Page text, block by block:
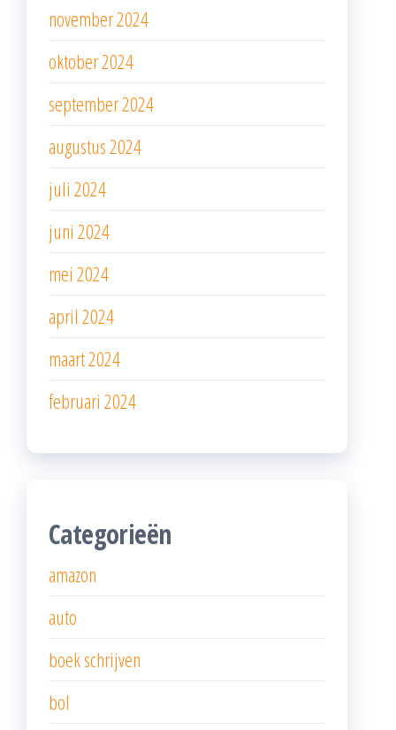
november 2024
oktober 2024
september 2024
augustus 2024
juli 2024
juni 2024
mei 2024
april 2024
maart 2024
februari 2024
Categorieën
amazon
auto
boek schrijven
bol